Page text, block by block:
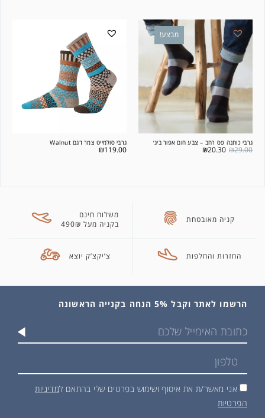
מבצע!
גרבי כותנה פס רחב – צבע חום אפור ביג׳
₪29.00
₪20.30
גרבי סולמייט צמר דגם Walnut
₪119.00
קניה מאובטחת
משלוח חינם
בקניה מעל 490₪
החזרות והחלפות צ’יקצ’ק יוצא
הרשמו לאתר וקבל 5% הנחה בקנייה הראשונה
אני מאשר/ת את איסוף ושימוש בפרטים שלי בהתאם למדיניות
הפרטיות